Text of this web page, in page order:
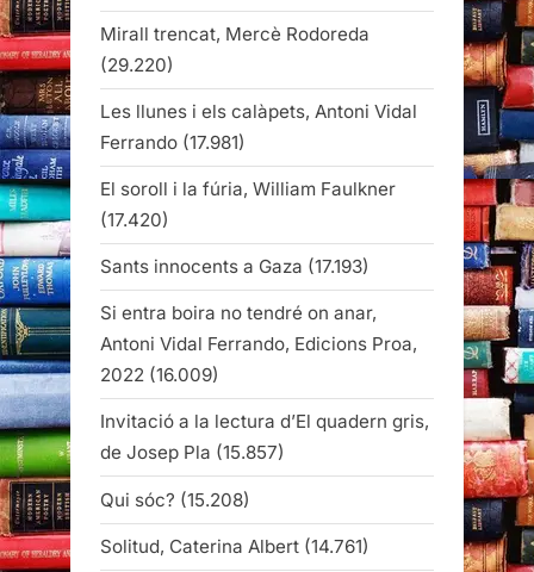
Mirall trencat, Mercè Rodoreda
(29.220)
Les llunes i els calàpets, Antoni Vidal
Ferrando (17.981)
El soroll i la fúria, William Faulkner
(17.420)
Sants innocents a Gaza (17.193)
Si entra boira no tendré on anar,
Antoni Vidal Ferrando, Edicions Proa,
2022 (16.009)
Invitació a la lectura d’El quadern gris,
de Josep Pla (15.857)
Qui sóc? (15.208)
Solitud, Caterina Albert (14.761)